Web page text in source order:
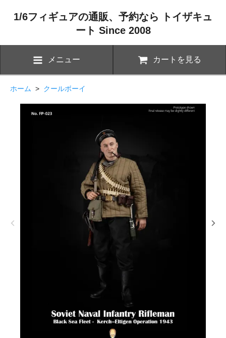
1/6フィギュアの通販、予約なら トイザキュ
ート Since 2008
メニュー カートを見る
ホーム > クールボーイ